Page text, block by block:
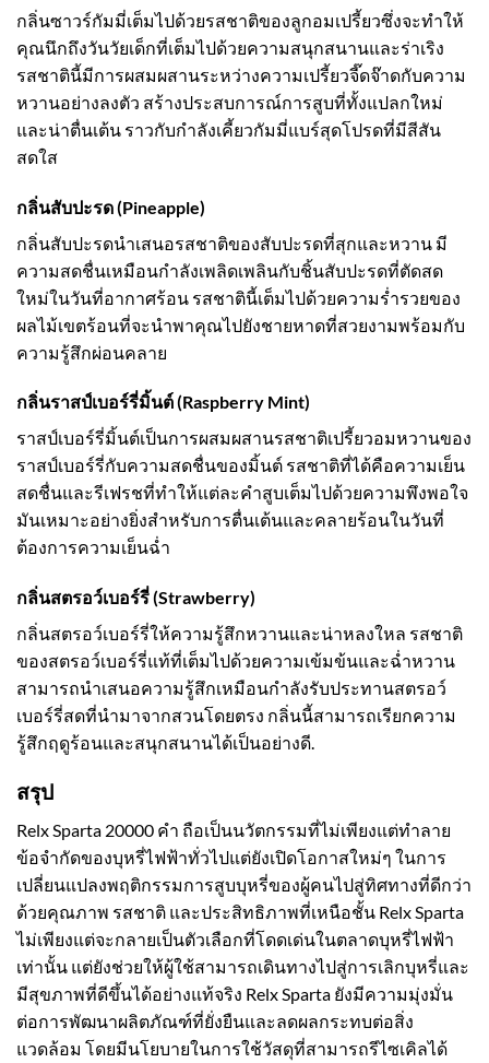
กลิ่นซาวร์กัมมี่เต็มไปด้วยรสชาติของลูกอมเปรี้ยวซึ่งจะทำให้
คุณนึกถึงวันวัยเด็กที่เต็มไปด้วยความสนุกสนานและร่าเริง
รสชาตินี้มีการผสมผสานระหว่างความเปรี้ยวจี๊ดจ๊าดกับความ
หวานอย่างลงตัว สร้างประสบการณ์การสูบที่ทั้งแปลกใหม่
และน่าตื่นเต้น ราวกับกำลังเคี้ยวกัมมี่แบร์สุดโปรดที่มีสีสัน
สดใส
กลิ่นสับปะรด (Pineapple)
กลิ่นสับปะรดนำเสนอรสชาติของสับปะรดที่สุกและหวาน มี
ความสดชื่นเหมือนกำลังเพลิดเพลินกับชิ้นสับปะรดที่ตัดสด
ใหม่ในวันที่อากาศร้อน รสชาตินี้เต็มไปด้วยความร่ำรวยของ
ผลไม้เขตร้อนที่จะนำพาคุณไปยังชายหาดที่สวยงามพร้อมกับ
ความรู้สึกผ่อนคลาย
กลิ่นราสป์เบอร์รี่มิ้นต์ (Raspberry Mint)
ราสป์เบอร์รี่มิ้นต์เป็นการผสมผสานรสชาติเปรี้ยวอมหวานของ
ราสป์เบอร์รี่กับความสดชื่นของมิ้นต์ รสชาติที่ได้คือความเย็น
สดชื่นและรีเฟรชที่ทำให้แต่ละคำสูบเต็มไปด้วยความพึงพอใจ
มันเหมาะอย่างยิ่งสำหรับการตื่นเต้นและคลายร้อนในวันที่
ต้องการความเย็นฉ่ำ
กลิ่นสตรอว์เบอร์รี่ (Strawberry)
กลิ่นสตรอว์เบอร์รี่ให้ความรู้สึกหวานและน่าหลงใหล รสชาติ
ของสตรอว์เบอร์รี่แท้ที่เต็มไปด้วยความเข้มข้นและฉ่ำหวาน
สามารถนำเสนอความรู้สึกเหมือนกำลังรับประทานสตรอว์
เบอร์รี่สดที่นำมาจากสวนโดยตรง กลิ่นนี้สามารถเรียกความ
รู้สึกฤดูร้อนและสนุกสนานได้เป็นอย่างดี.
สรุป
Relx Sparta 20000 คำ ถือเป็นนวัตกรรมที่ไม่เพียงแต่ทำลาย
ข้อจำกัดของบุหรี่ไฟฟ้าทั่วไปแต่ยังเปิดโอกาสใหม่ๆ ในการ
เปลี่ยนแปลงพฤติกรรมการสูบบุหรี่ของผู้คนไปสู่ทิศทางที่ดีกว่า
ด้วยคุณภาพ รสชาติ และประสิทธิภาพที่เหนือชั้น Relx Sparta
ไม่เพียงแต่จะกลายเป็นตัวเลือกที่โดดเด่นในตลาดบุหรี่ไฟฟ้า
เท่านั้น แต่ยังช่วยให้ผู้ใช้สามารถเดินทางไปสู่การเลิกบุหรี่และ
มีสุขภาพที่ดีขึ้นได้อย่างแท้จริง Relx Sparta ยังมีความมุ่งมั่น
ต่อการพัฒนาผลิตภัณฑ์ที่ยั่งยืนและลดผลกระทบต่อสิ่ง
แวดล้อม โดยมีนโยบายในการใช้วัสดุที่สามารถรีไซเคิลได้